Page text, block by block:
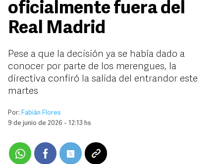
oficialmente fuera del
Real Madrid
Pese a que la decisión ya se había dado a
conocer por parte de los merengues, la
directiva confiró la salida del entrandor este
martes
Por: Fabián Flores
9 de junio de 2026 - 12:13 hs